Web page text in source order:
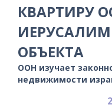
КВАРТИРУ
ОБЪЕКТА
ООН изучает
недвижимости